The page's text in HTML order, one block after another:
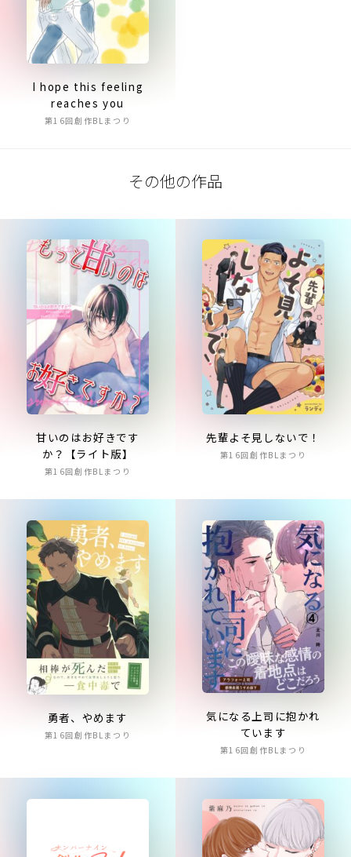
I hope this feeling
reaches you
第16回創作BLまつり
その他の作品
甘いのはお好きです
か？【ライト版】
第16回創作BLまつり
先輩よそ見しないで！
第16回創作BLまつり
勇者、やめます
第16回創作BLまつり
気になる上司に抱かれ
ています
第16回創作BLまつり